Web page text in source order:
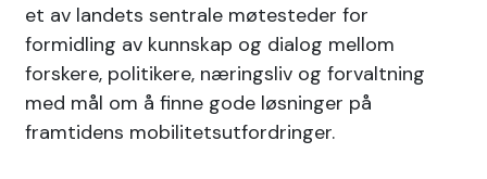
et av landets sentrale møtesteder for
formidling av kunnskap og dialog mellom
forskere, politikere, næringsliv og forvaltning
med mål om å finne gode løsninger på
framtidens mobilitetsutfordringer.